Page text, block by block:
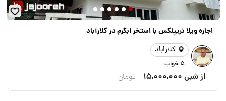
اجاره ویلا تريپلكس با استخر ابگرم در کلارآباد
کلاراباد
5 خواب
از شبی 15,000,000 تومان